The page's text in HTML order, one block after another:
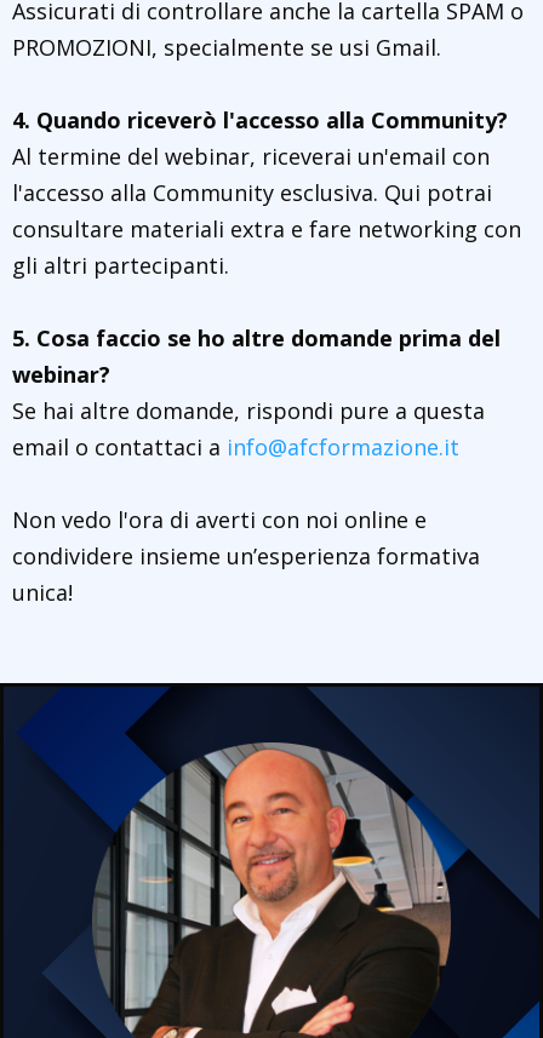
Assicurati di controllare anche la cartella SPAM o
PROMOZIONI, specialmente se usi Gmail.
4. Quando riceverò l'accesso alla Community?
Al termine del webinar, riceverai un'email con
l'accesso alla Community esclusiva. Qui potrai
consultare materiali extra e fare networking con
gli altri partecipanti.
5. Cosa faccio se ho altre domande prima del
webinar?
Se hai altre domande, rispondi pure a questa
email o contattaci a info@afcformazione.it
Non vedo l'ora di averti con noi online e
condividere insieme un’esperienza formativa
unica!